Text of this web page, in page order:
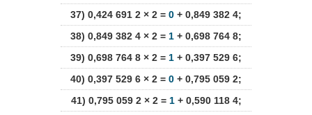
37) 0,424 691 2 × 2 = 0 + 0,849 382 4;
38) 0,849 382 4 × 2 = 1 + 0,698 764 8;
39) 0,698 764 8 × 2 = 1 + 0,397 529 6;
40) 0,397 529 6 × 2 = 0 + 0,795 059 2;
41) 0,795 059 2 × 2 = 1 + 0,590 118 4;